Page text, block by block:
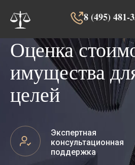
8 (495) 481-
Оценка
имущества
целей
Экспертная
консультационная
поддержка